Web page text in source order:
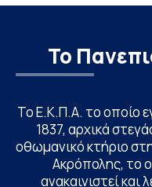
Το
Το Ε.Κ.Π.Α. το οποίο
1837, αρχικά
οθωμανικό κτήριο
Ακρόπολης, το
ανακαινιστεί και